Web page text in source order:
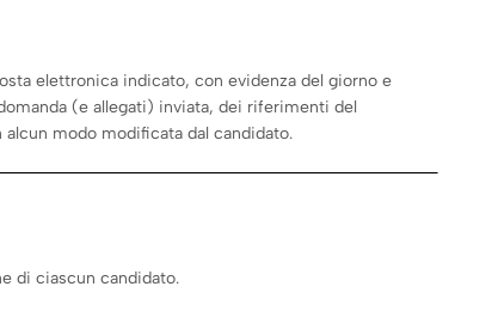
elettronica indicato, con evidenza del giorno e
(e allegati) inviata, dei riferimenti del
modo modificata dal candidato.
di ciascun candidato.